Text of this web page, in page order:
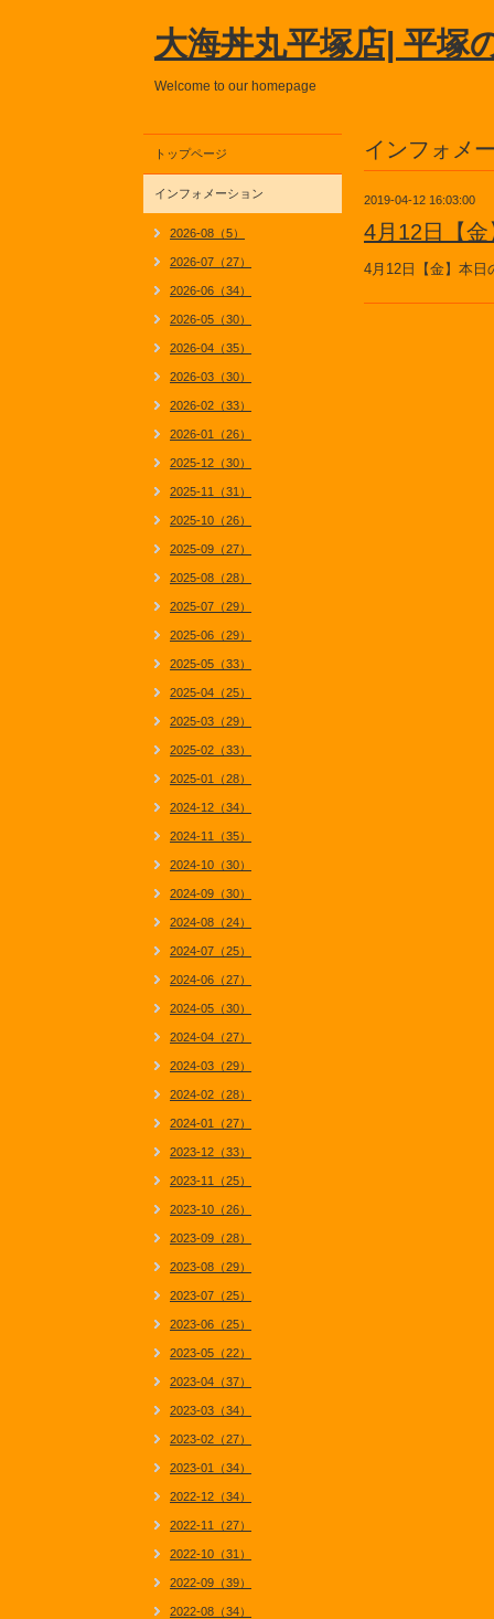
大海丼丸平塚店| 平塚
Welcome to our homepage
インフォメ
2019-04-12 16:03:00
4月12日【
4月12日【金】本日
トップページ
インフォメーション
2026-08（5）
2026-07（27）
2026-06（34）
2026-05（30）
2026-04（35）
2026-03（30）
2026-02（33）
2026-01（26）
2025-12（30）
2025-11（31）
2025-10（26）
2025-09（27）
2025-08（28）
2025-07（29）
2025-06（29）
2025-05（33）
2025-04（25）
2025-03（29）
2025-02（33）
2025-01（28）
2024-12（34）
2024-11（35）
2024-10（30）
2024-09（30）
2024-08（24）
2024-07（25）
2024-06（27）
2024-05（30）
2024-04（27）
2024-03（29）
2024-02（28）
2024-01（27）
2023-12（33）
2023-11（25）
2023-10（26）
2023-09（28）
2023-08（29）
2023-07（25）
2023-06（25）
2023-05（22）
2023-04（37）
2023-03（34）
2023-02（27）
2023-01（34）
2022-12（34）
2022-11（27）
2022-10（31）
2022-09（39）
2022-08（34）